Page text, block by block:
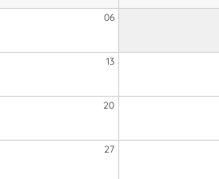
06
13
20
27
Rettenberg